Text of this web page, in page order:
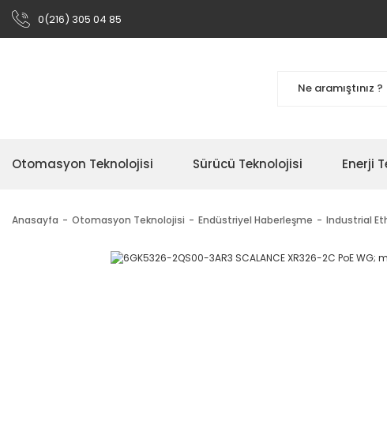
0(216) 305 04 85
Otomasyon Teknolojisi Sürücü Teknolojisi Enerji
Anasayfa Otomasyon Teknolojisi Endüstriyel Haberleşme Industrial